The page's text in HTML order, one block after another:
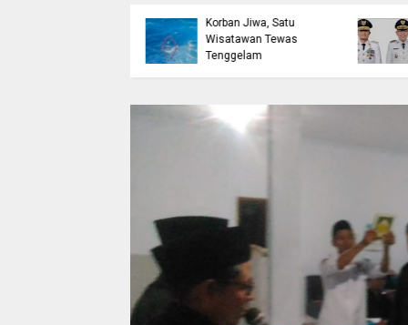
Korban Jiwa, Satu
Wisatawan Tewas
Tenggelam